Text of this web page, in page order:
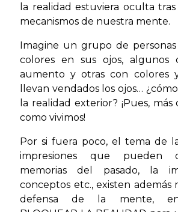
la realidad estuviera oculta
mecanismos de nuestra mente.
Imagine un grupo de
colores en sus ojos, algunos
aumento y otras con colores
llevan vendados los ojos…
la realidad exterior? ¡Pues, más
como vivimos!
Por si fuera poco, el tema de
impresiones que pueden
memorias del pasado, la
conceptos etc., existen además
defensa de la mente,